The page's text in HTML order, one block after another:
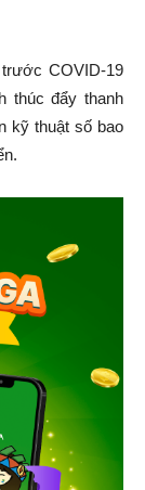
COVID-19
thúc đẩy thanh
kỹ thuật số bao